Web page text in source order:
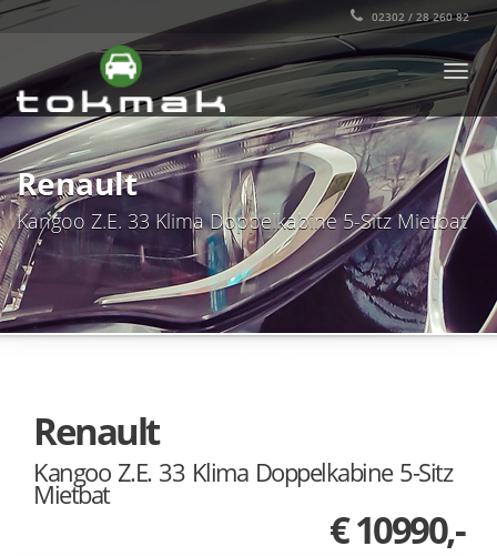
02302 / 28 260 82
Renault
Kangoo Z.E. 33 Klima Doppelkabine 5-Sitz Mietbat
Renault
Kangoo Z.E. 33 Klima Doppelkabine 5-Sitz
Mietbat
€ 10990,-